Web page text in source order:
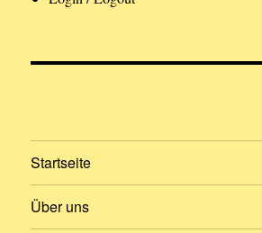
Startseite
Über uns